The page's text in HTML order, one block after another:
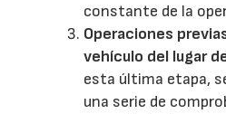
constante de la
Operaciones
vehículo del lugar
esta última etapa,
una serie de